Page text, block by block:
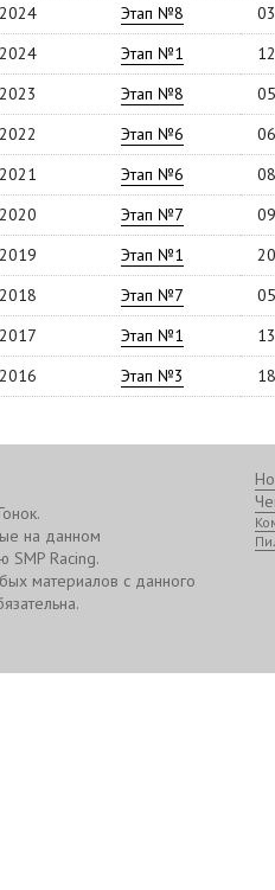
Этап №8
Этап №1
Этап №8
Этап №6
Этап №6
Этап №7
Этап №1
Этап №7
Этап №1
Этап №3
на данном
SMP Racing.
материалов с данного